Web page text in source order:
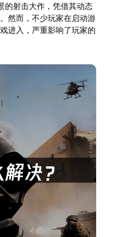
的射击大作，凭借其动态
然而，不少玩家在启动游
进入，严重影响了玩家的